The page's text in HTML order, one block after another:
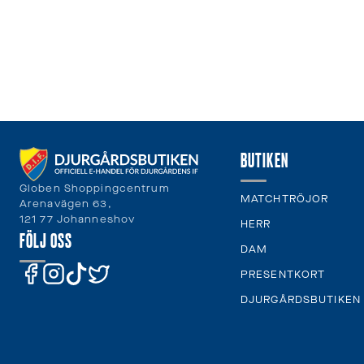
Globen Shoppingcentrum
Arenavägen 63,
121 77 Johanneshov
FÖLJ OSS
BUTIKEN
MATCHTRÖJOR
HERR
DAM
PRESENTKORT
DJURGÅRDSBUTIKEN